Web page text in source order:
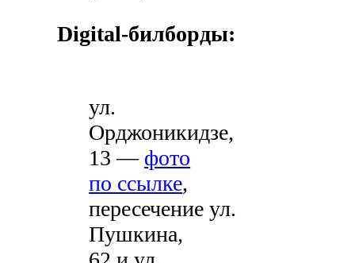
Digital-билборды:
ул.
Орджоникидзе,
13 — фото
по ссылке,
пересечение ул.
Пушкина,